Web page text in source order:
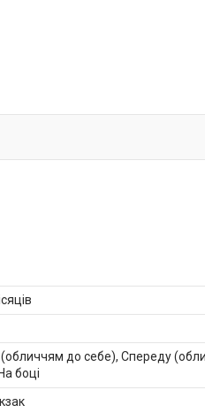
до себе), Спереду
боці